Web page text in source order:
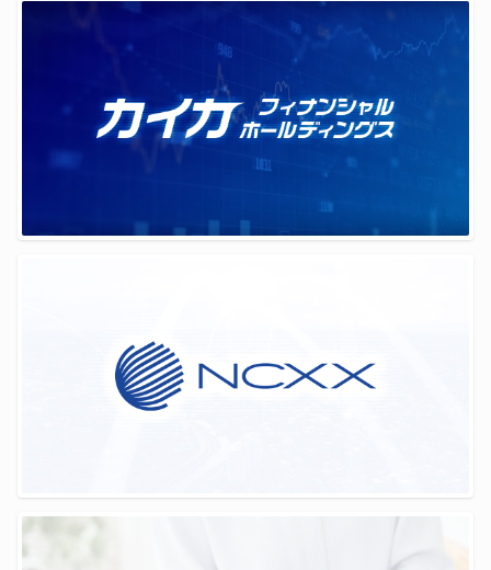
ENGLISH